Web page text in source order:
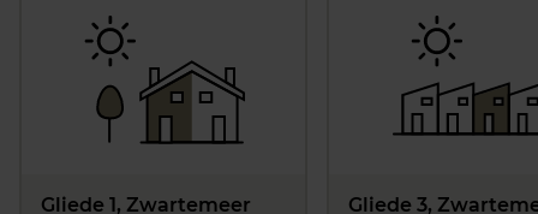
Gliede 1, Zwartemeer Gliede 3,